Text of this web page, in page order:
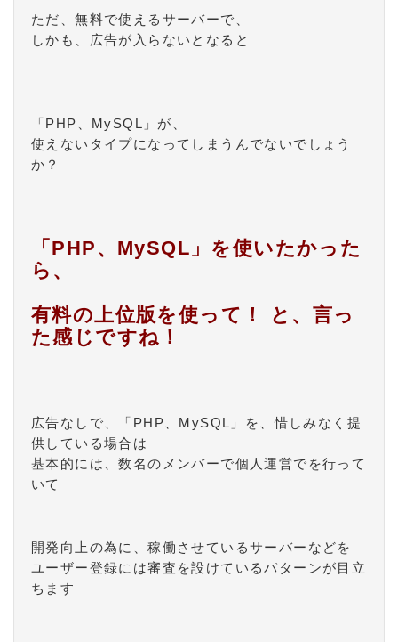
ただ、無料で使えるサーバーで、
しかも、広告が入らないとなると
「PHP、MySQL」が、
使えないタイプになってしまうんでないでしょう
か？
「PHP、MySQL」を使いたかった
ら、
有料の上位版を使って！ と、言っ
た感じですね！
広告なしで、「PHP、MySQL」を、惜しみなく提
供している場合は
基本的には、数名のメンバーで個人運営でを行って
いて
開発向上の為に、稼働させているサーバーなどを
ユーザー登録には審査を設けているパターンが目立
ちます